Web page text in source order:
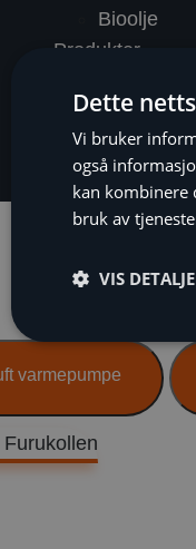
Bioolje
Produkter
Nyheter
Referanser
varmepumpe
Dette
Vi bruker
også
kan kombinere
bruk av
VIS